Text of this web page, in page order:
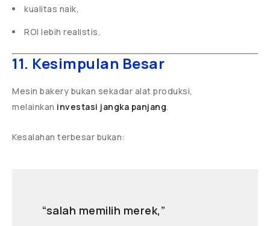
kualitas naik,
ROI lebih realistis.
11. Kesimpulan Besar
Mesin bakery bukan sekadar alat produksi,
melainkan investasi jangka panjang.
Kesalahan terbesar bukan:
“salah memilih merek,”